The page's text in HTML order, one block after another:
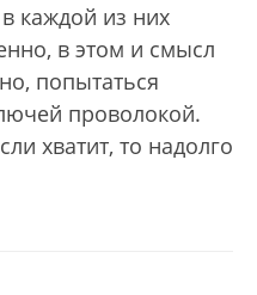
в каждой из них
в этом и смысл
попытаться
проволокой.
хватит, то надолго